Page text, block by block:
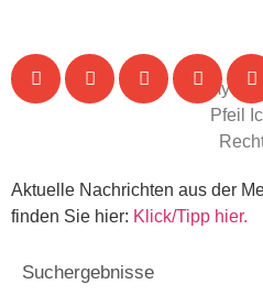
Aktuelle Nachrichten aus der
finden Sie hier: Klick/Tipp hier.
Suchergebnisse